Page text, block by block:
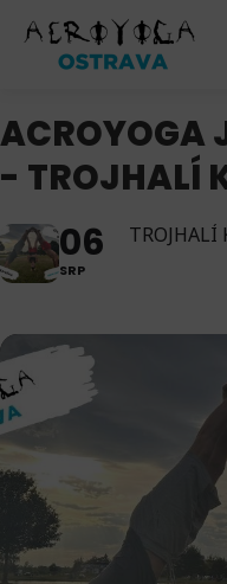
AKCE DOMŮ
NOVINKY GALERIE
ACROYOGA
- TROJHALÍ
06
SRP
TROJHALÍ